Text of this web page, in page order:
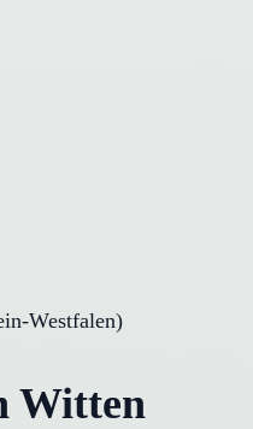
Westfalen)
Witten